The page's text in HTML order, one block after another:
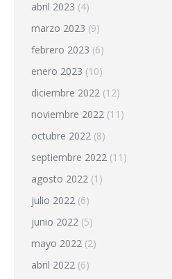
abril 2023 (4)
marzo 2023 (9)
febrero 2023 (6)
enero 2023 (10)
diciembre 2022 (12)
noviembre 2022 (11)
octubre 2022 (8)
septiembre 2022 (11)
agosto 2022 (1)
julio 2022 (6)
junio 2022 (5)
mayo 2022 (2)
abril 2022 (6)